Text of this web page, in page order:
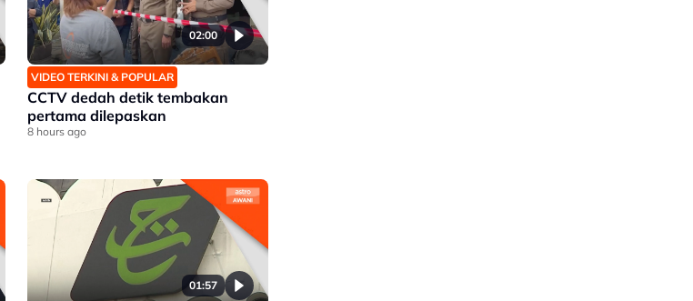
02:00
VIDEO TERKINI & POPULAR
CCTV dedah detik tembakan
pertama dilepaskan
8 hours ago
01:57